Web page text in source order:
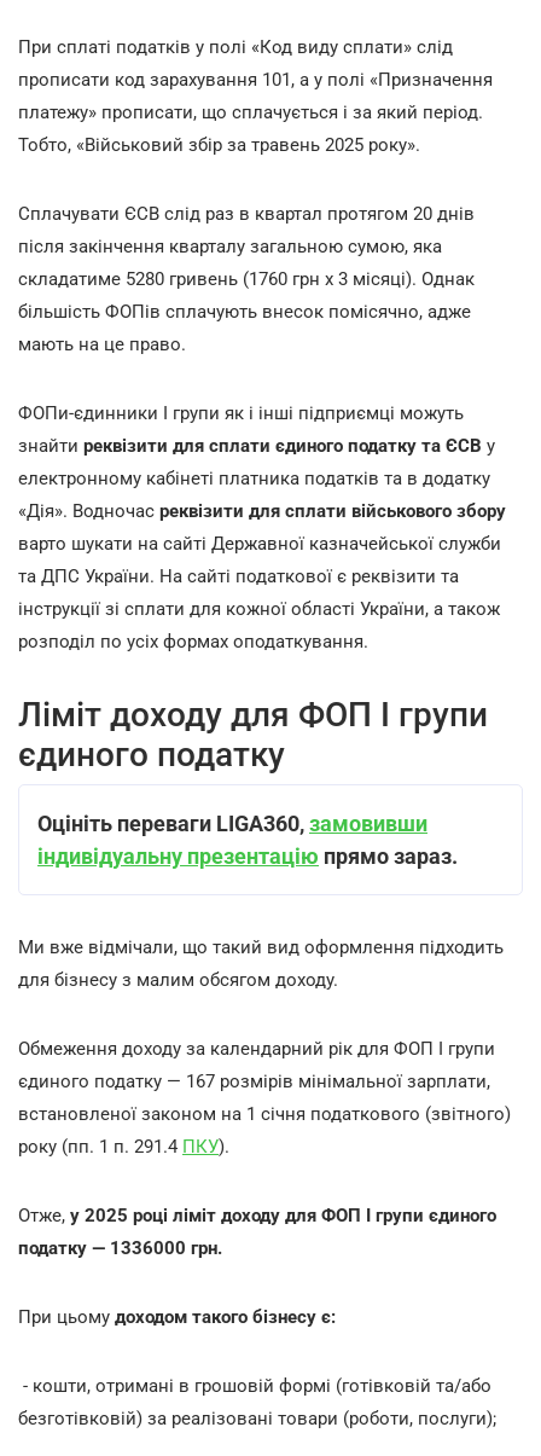
При сплаті податків у полі «Код виду сплати» слід
прописати код зарахування 101, а у полі «Призначення
платежу» прописати, що сплачується і за який період.
Тобто, «Військовий збір за травень 2025 року».
Сплачувати ЄСВ слід раз в квартал протягом 20 днів
після закінчення кварталу загальною сумою, яка
складатиме 5280 гривень (1760 грн х 3 місяці). Однак
більшість ФОПів сплачують внесок помісячно, адже
мають на це право.
ФОПи-єдинники І групи як і інші підприємці можуть
знайти реквізити для сплати єдиного податку та ЄСВ у
електронному кабінеті платника податків та в додатку
«Дія». Водночас реквізити для сплати військового збору
варто шукати на сайті Державної казначейської служби
та ДПС України. На сайті податкової є реквізити та
інструкції зі сплати для кожної області України, а також
розподіл по усіх формах оподаткування.
Ліміт доходу для ФОП І групи
єдиного податку
Оцініть переваги LIGA360,замовивши
індивідуальну презентацію прямо зараз.
Ми вже відмічали, що такий вид оформлення підходить
для бізнесу з малим обсягом доходу.
Обмеження доходу за календарний рік для ФОП І групи
єдиного податку — 167 розмірів мінімальної зарплати,
встановленої законом на 1 січня податкового (звітного)
року (пп. 1 п. 291.4 ПКУ).
Отже, у 2025 році ліміт доходу для ФОП І групи єдиного
податку — 1336000 грн.
При цьому доходом такого бізнесу є:
- кошти, отримані в грошовій формі (готівковій та/або
безготівковій) за реалізовані товари (роботи, послуги);